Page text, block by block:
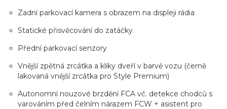
Zadní parkovací kamera s obrazem na displeji rádia
Statické přisvěcování do zatáčky
Přední parkovací senzory
Vnější zpětná zrcátka a kliky dveří v barvě vozu (černě
lakovaná vnější zrcátka pro Style Premium)
Autonomní nouzové brzdění FCA vč. detekce chodců s
varováním před čelním nárazem FCW + asistent pro